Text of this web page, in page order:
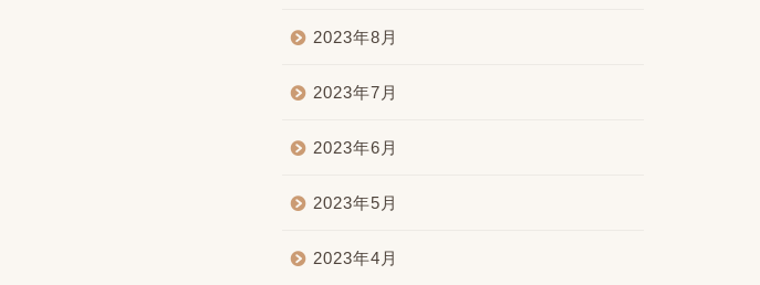
2023年8月
2023年7月
2023年6月
2023年5月
2023年4月